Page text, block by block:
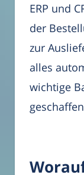
ERP und
der
zur
alles
wichtige